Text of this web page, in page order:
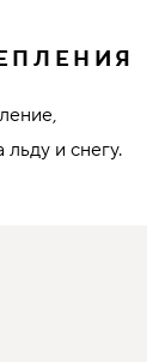
льду и снегу.